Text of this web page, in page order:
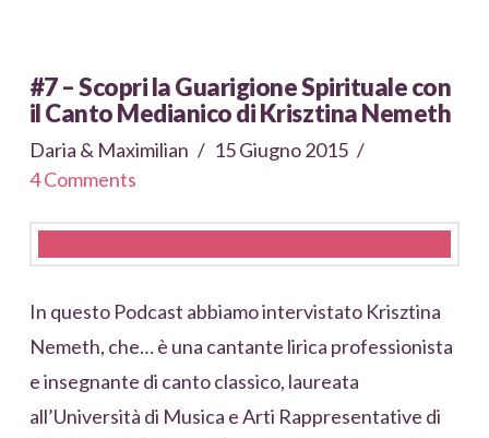
#7 – Scopri la Guarigione Spirituale con
il Canto Medianico di Krisztina Nemeth
Daria & Maximilian
15 Giugno 2015
4 Comments
In questo Podcast abbiamo intervistato Krisztina
Nemeth, che… è una cantante lirica professionista
e insegnante di canto classico, laureata
all’Università di Musica e Arti Rappresentative di